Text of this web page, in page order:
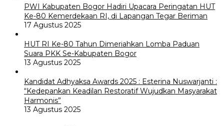
PWI Kabupaten Bogor Hadiri Upacara Peringatan HUT
Ke-80 Kemerdekaan RI, di Lapangan Tegar Beriman
17 Agustus 2025
HUT RI Ke-80 Tahun Dimeriahkan Lomba Paduan
Suara PKK Se-Kabupaten Bogor
13 Agustus 2025
Kandidat Adhyaksa Awards 2025 : Esterina Nuswarjanti :
“Kedepankan Keadilan Restoratif Wujudkan Masyarakat
Harmonis”
13 Agustus 2025